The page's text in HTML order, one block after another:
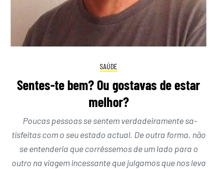
SAÚDE
Sentes-te bem? Ou gostavas de estar
melhor?
Poucas pessoas se sen­tem verdadeiramente sa­
tisfeitas com o seu estado actual. De outra forma, não
se entenderia que corrêsse­mos de um lado para o
outro na viagem inces­sante que julgamos que nos leva